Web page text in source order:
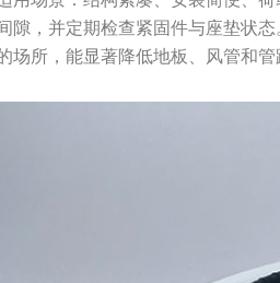
隙，并定期检查紧固件与座垫状
场所，能显著降低地板、风管和管